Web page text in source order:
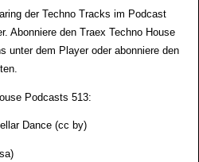
der Techno Tracks im Podcast
Abonniere den Traex Techno House
unter dem Player oder abonniere den
Podcasts 513:
Dance (cc by)